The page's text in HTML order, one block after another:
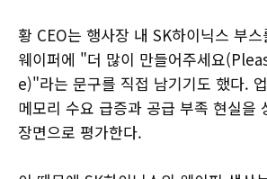
황 CEO는 행사장 내 SK하이닉스 부
웨이퍼에 "더 많이 만들어주세요
e)"라는 문구를 직접 남기기도 했다.
메모리 수요 급증과 공급 부족 현실을
장면으로 평가한다.